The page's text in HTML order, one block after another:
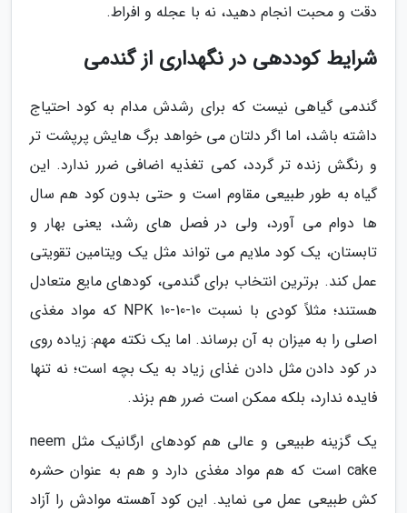
دقت و محبت انجام دهید، نه با عجله و افراط.
شرایط کوددهی در نگهداری از گندمی
گندمی گیاهی نیست که برای رشدش مدام به کود احتیاج
داشته باشد، اما اگر دلتان می خواهد برگ هایش پرپشت تر
و رنگش زنده تر گردد، کمی تغذیه اضافی ضرر ندارد. این
گیاه به طور طبیعی مقاوم است و حتی بدون کود هم سال
ها دوام می آورد، ولی در فصل های رشد، یعنی بهار و
تابستان، یک کود ملایم می تواند مثل یک ویتامین تقویتی
عمل کند. برترین انتخاب برای گندمی، کودهای مایع متعادل
هستند؛ مثلاً کودی با نسبت NPK 10-10-10 که مواد مغذی
اصلی را به میزان به آن برساند. اما یک نکته مهم: زیاده روی
در کود دادن مثل دادن غذای زیاد به یک بچه است؛ نه تنها
فایده ندارد، بلکه ممکن است ضرر هم بزند.
یک گزینه طبیعی و عالی هم کودهای ارگانیک مثل neem
cake است که هم مواد مغذی دارد و هم به عنوان حشره
کش طبیعی عمل می نماید. این کود آهسته موادش را آزاد